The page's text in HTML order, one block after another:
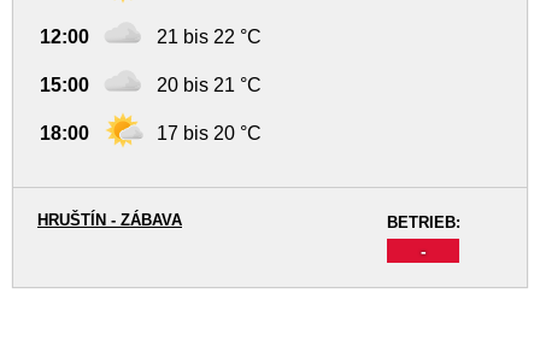
12:00 21 bis 22 °C
15:00 20 bis 21 °C
18:00 17 bis 20 °C
BETRIEB:
-
HRUŠTÍN - ZÁBAVA